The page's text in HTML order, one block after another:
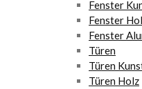
Fenster
Fenster
Fenster
Türen
Türen
Türen Holz